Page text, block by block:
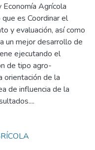
Agrícola
es Coordinar el
y evaluación, así como
un mejor desarrollo de
ejecutando el
de tipo agro-
orientación de la
de influencia de la